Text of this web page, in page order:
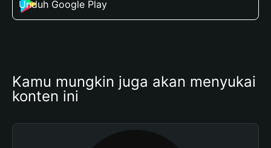
Unduh Google Play
Kamu mungkin juga akan menyukai
konten ini